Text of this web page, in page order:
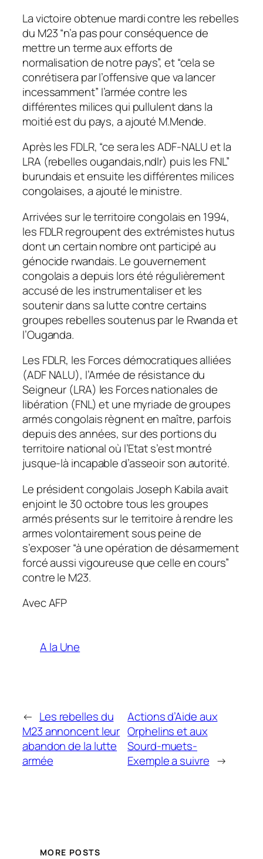
La victoire obtenue mardi contre les rebelles
du M23 “n’a pas pour conséquence de
mettre un terme aux efforts de
normalisation de notre pays”, et “cela se
conrétisera par l’offensive que va lancer
incessamment” l’armée contre les
différentes milices qui pullulent dans la
moitié est du pays, a ajouté M.Mende.
Après les FDLR, “ce sera les ADF-NALU et la
LRA (rebelles ougandais,ndlr) puis les FNL”
burundais et ensuite les différentes milices
congolaises, a ajouté le ministre.
Arrivées sur le territoire congolais en 1994,
les FDLR regroupent des extrémistes hutus
dont un certain nombre ont participé au
génocide rwandais. Le gouvernement
congolais a depuis lors été régulièrement
accusé de les instrumentaliser et les
soutenir dans sa lutte contre certains
groupes rebelles soutenus par le Rwanda et
l’Ouganda.
Les FDLR, les Forces démocratiques alliées
(ADF NALU), l’Armée de résistance du
Seigneur (LRA) les Forces nationales de
libération (FNL) et une myriade de groupes
armés congolais règnent en maître, parfois
depuis des années, sur des portions du
territoire national où l’Etat s’est montré
jusque-là incapable d’asseoir son autorité.
Le président congolais Joseph Kabila avait
enjoint le 30 octobre tous les groupes
armés présents sur le territoire à rendre les
armes volontairement sous peine de
s’exposer “à une opération de désarmement
forcé aussi vigoureuse que celle en cours”
contre le M23.
Avec AFP
A la Une
← Les rebelles du
M23 annoncent leur
abandon de la lutte
armée
Actions d’Aide aux
Orphelins et aux
Sourd-muets-
Exemple a suivre →
MORE POSTS